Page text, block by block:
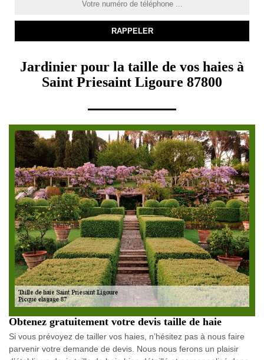
Jardinier pour la taille de vos haies à
Saint Priesaint Ligoure 87800
Obtenez gratuitement votre devis taille de haie
Si vous prévoyez de tailler vos haies, n’hésitez pas à nous faire
parvenir votre demande de devis. Nous nous ferons un plaisir